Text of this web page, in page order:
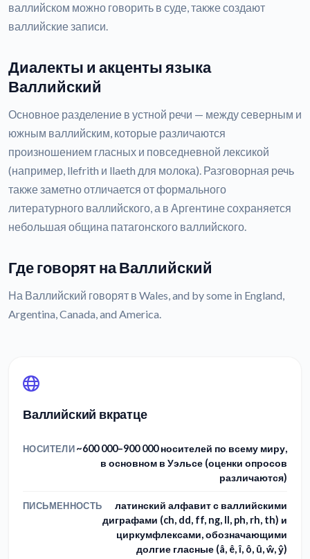
валлийском можно говорить в суде, также создают
валлийские записи.
Диалекты и акценты языка
Валлийский
Основное разделение в устной речи — между северным и
южным валлийским, которые различаются
произношением гласных и повседневной лексикой
(например, llefrith и llaeth для молока). Разговорная речь
также заметно отличается от формального
литературного валлийского, а в Аргентине сохраняется
небольшая община патагонского валлийского.
Где говорят на Валлийский
На Валлийский говорят в Wales, and by some in England,
Argentina, Canada, and America.
Валлийский вкратце
НОСИТЕЛИ~600 000–900 000 носителей по всему миру,
в основном в Уэльсе (оценки опросов
различаются)
ПИСЬМЕННОСТЬ
латинский алфавит с валлийскими
диграфами (ch, dd, ff, ng, ll, ph, rh, th) и
циркумфлексами, обозначающими
долгие гласные (â, ê, î, ô, û, ŵ, ŷ)